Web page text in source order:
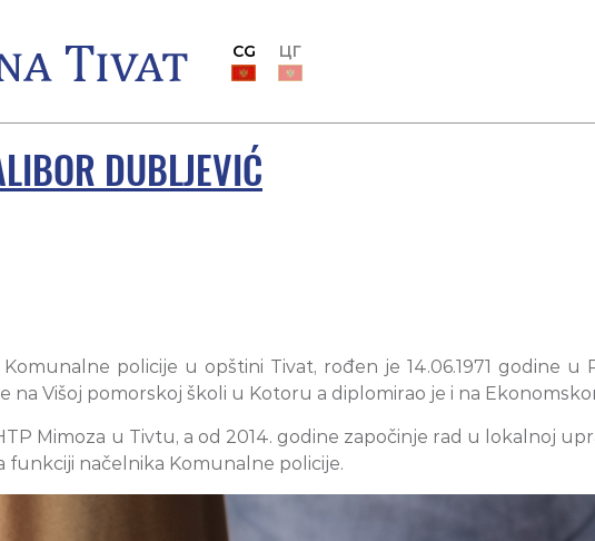
CG ЦГ
DUBLJEVIĆ
policije u opštini Tivat, rođen je 14.06.1971 godine
na Višoj pomorskoj školi u Kotoru a diplomirao je i na
Mimoza u Tivtu, a od 2014. godine započinje rad u lokalnoj
funkciji načelnika Komunalne policije.